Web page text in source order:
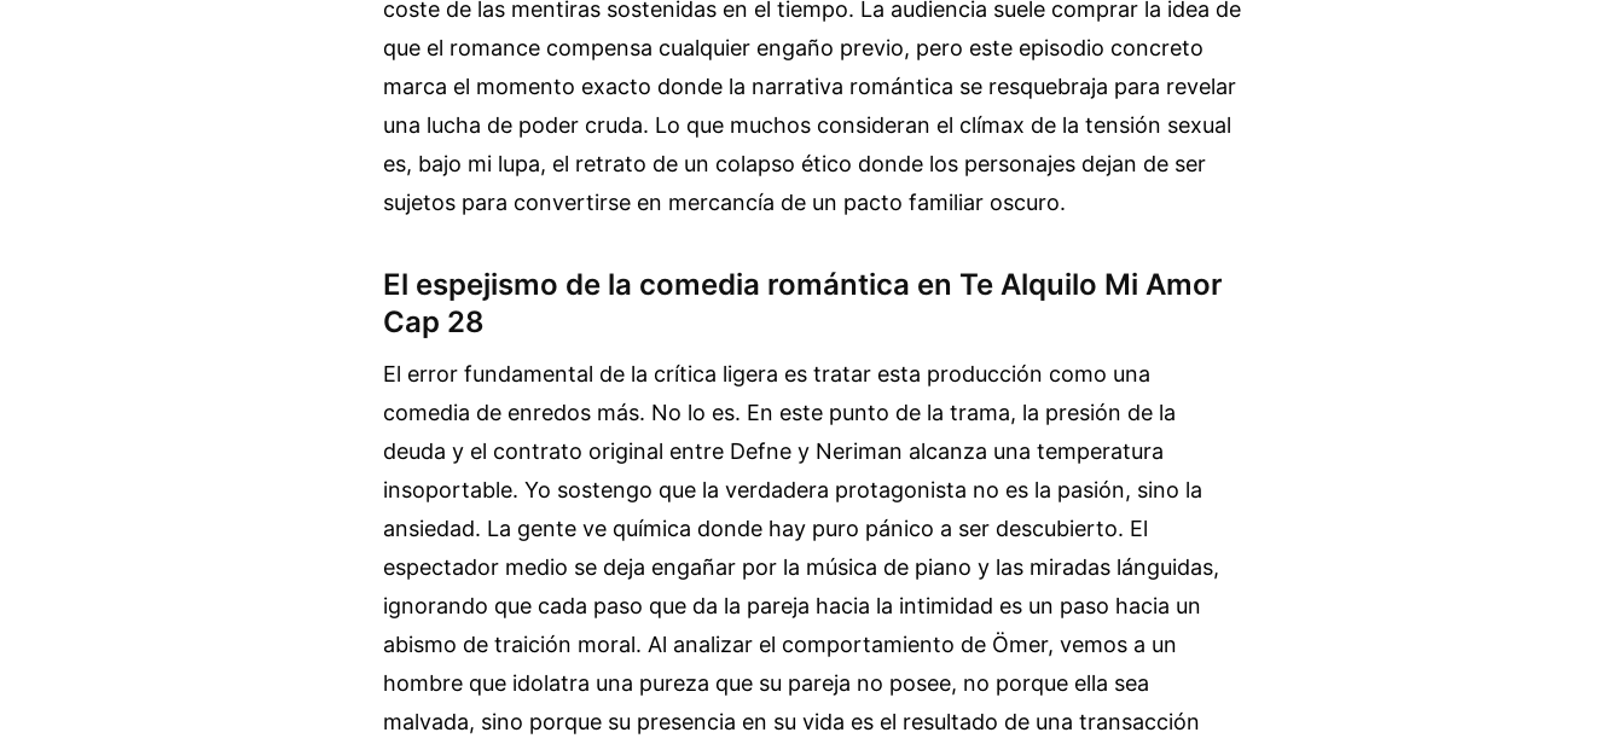
coste de las mentiras sostenidas en el tiempo. La audiencia suele comprar la idea de
que el romance compensa cualquier engaño previo, pero este episodio concreto
marca el momento exacto donde la narrativa romántica se resquebraja para revelar
una lucha de poder cruda. Lo que muchos consideran el clímax de la tensión sexual
es, bajo mi lupa, el retrato de un colapso ético donde los personajes dejan de ser
sujetos para convertirse en mercancía de un pacto familiar oscuro.
El espejismo de la comedia romántica en Te Alquilo Mi Amor
Cap 28
El error fundamental de la crítica ligera es tratar esta producción como una
comedia de enredos más. No lo es. En este punto de la trama, la presión de la
deuda y el contrato original entre Defne y Neriman alcanza una temperatura
insoportable. Yo sostengo que la verdadera protagonista no es la pasión, sino la
ansiedad. La gente ve química donde hay puro pánico a ser descubierto. El
espectador medio se deja engañar por la música de piano y las miradas lánguidas,
ignorando que cada paso que da la pareja hacia la intimidad es un paso hacia un
abismo de traición moral. Al analizar el comportamiento de Ömer, vemos a un
hombre que idolatra una pureza que su pareja no posee, no porque ella sea
malvada, sino porque su presencia en su vida es el resultado de una transacción